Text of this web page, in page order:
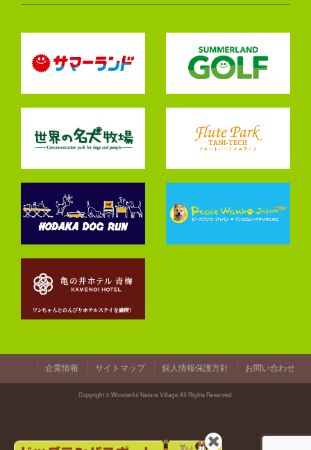
企業情報 サイトマップ 個人情報保護方針 お問い合わせ
Copyright © Wonderful Nature Village All Rights Reserved.
閉